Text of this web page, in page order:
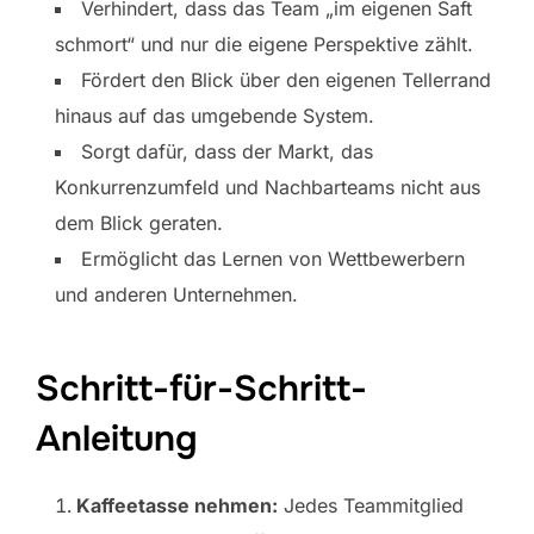
Verhindert, dass das Team „im eigenen Saft
schmort“ und nur die eigene Perspektive zählt.
Fördert den Blick über den eigenen Tellerrand
hinaus auf das umgebende System.
Sorgt dafür, dass der Markt, das
Konkurrenzumfeld und Nachbarteams nicht aus
dem Blick geraten.
Ermöglicht das Lernen von Wettbewerbern
und anderen Unternehmen.
Schritt-für-Schritt-
Anleitung
Kaffeetasse nehmen: Jedes Teammitglied